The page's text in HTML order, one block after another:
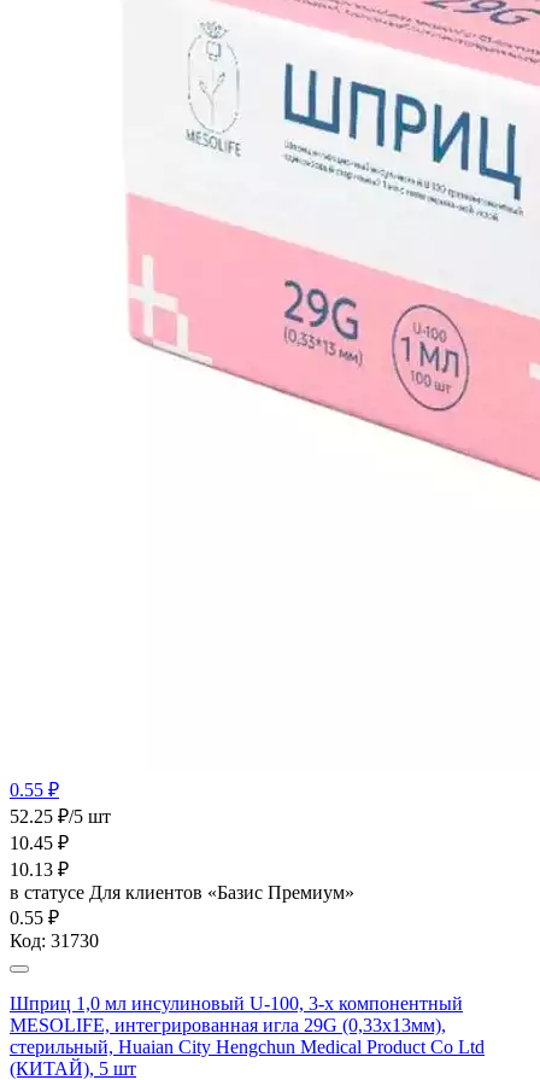
0.55 ₽
52.25 ₽/5 шт
10.45 ₽
10.13 ₽
в статусе Для клиентов «Базис Премиум»
0.55 ₽
Код: 31730
Шприц 1,0 мл инсулиновый U-100, 3-х компонентный
MESOLIFE, интегрированная игла 29G (0,33x13мм),
стерильный, Huaian City Hengchun Medical Product Co Ltd
(КИТАЙ), 5 шт